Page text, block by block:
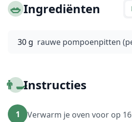
🥗Ingrediënten
30 g rauwe pompoenpitten
👨‍🍳Instructies
1 Verwarm je oven voor op